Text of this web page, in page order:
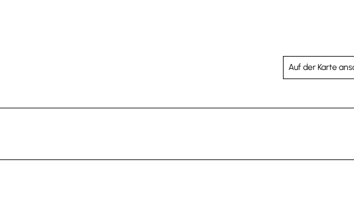
Auf der Karte